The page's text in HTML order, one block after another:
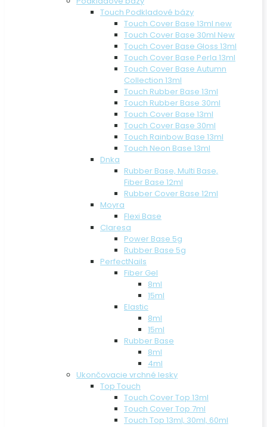
Touch Podkladové bázy
Touch Cover Base 13ml new
Touch Cover Base 30ml New
Touch Cover Base Gloss 13ml
Touch Cover Base Perla 13ml
Touch Cover Base Autumn
Collection 13ml
Touch Rubber Base 13ml
Touch Rubber Base 30ml
Touch Cover Base 13ml
Touch Cover Base 30ml
Touch Rainbow Base 13ml
Touch Neon Base 13ml
Dnka
Rubber Base, Multi Base,
Fiber Base 12ml
Rubber Cover Base 12ml
Moyra
Flexi Base
Claresa
Power Base 5g
Rubber Base 5g
PerfectNails
Fiber Gel
8ml
15ml
Elastic
8ml
15ml
Rubber Base
8ml
4ml
Ukončovacie vrchné lesky
Top Touch
Touch Cover Top 13ml
Touch Cover Top 7ml
Touch Top 13ml, 30ml, 60ml